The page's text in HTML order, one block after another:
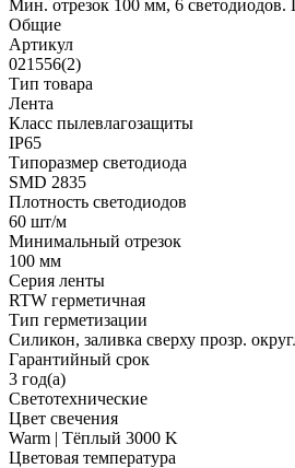
Мин. отрезок 100 мм, 6 светодиодов.
Общие
Артикул
021556(2)
Тип товара
Лента
Класс пылевлагозащиты
IP65
Типоразмер светодиода
SMD 2835
Плотность светодиодов
60 шт/м
Минимальный отрезок
100 мм
Серия ленты
RTW герметичная
Тип герметизации
Силикон, заливка сверху прозр.
Гарантийный срок
3 год(а)
Светотехнические
Цвет свечения
Warm | Тёплый 3000 K
Цветовая температура